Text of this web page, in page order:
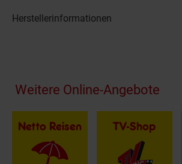
Herstellerinformationen
Fußzeile
Weitere Online-Angebote
Netto Reisen TV-Shop